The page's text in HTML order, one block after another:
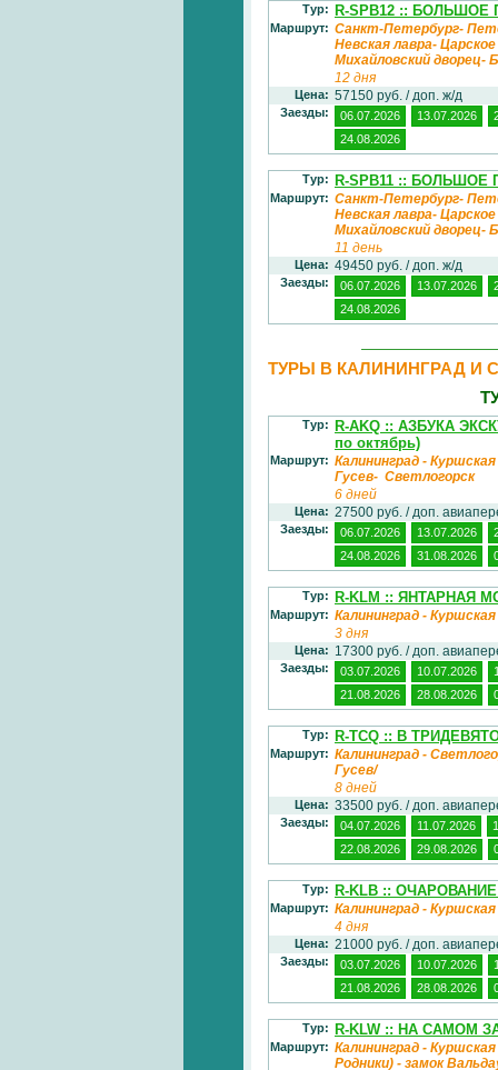
Тур: R-SPB12 :: БОЛЬШОЕ
Маршрут: Санкт-Петербург-
Невская лавра-
Михайловский
12 дня
Цена: 57150 руб. / доп. ж/д
Заезды: 06.07.2026 13.07.2026
24.08.2026
Тур: R-SPB11 :: БОЛЬШОЕ
Маршрут: Санкт-Петербург-
Невская лавра-
Михайловский дворец-
11 день
Цена: 49450 руб. / доп. ж/д
Заезды: 06.07.2026 13.07.2026
24.08.2026
ТУРЫ В КАЛИНИНГРАД И
Тур: R-AKQ :: АЗБУКА
по октябрь)
Маршрут: Калининград -
Гусев- Светлогорск
6 дней
Цена: 27500 руб. / доп.
Заезды: 06.07.2026 13.07.2026
24.08.2026
31.08.2026
Тур: R-KLM :: ЯНТАРНАЯ
Маршрут: Калининград -
3 дня
Цена: 17300 руб. / доп.
Заезды: 03.07.2026 10.07.2026
21.08.2026
28.08.2026
Тур: R-TCQ :: В
Маршрут: Калининград -
Гусев/
8 дней
Цена: 33500 руб. / доп.
Заезды: 04.07.2026 11.07.2026
22.08.2026
29.08.2026
Тур: R-KLB :: ОЧАРОВАНИЕ
Маршрут: Калининград -
4 дня
Цена: 21000 руб. / доп.
Заезды: 03.07.2026 10.07.2026
21.08.2026
28.08.2026
Тур: R-KLW :: НА САМОМ
Маршрут: Калининград -
Родники) - замок